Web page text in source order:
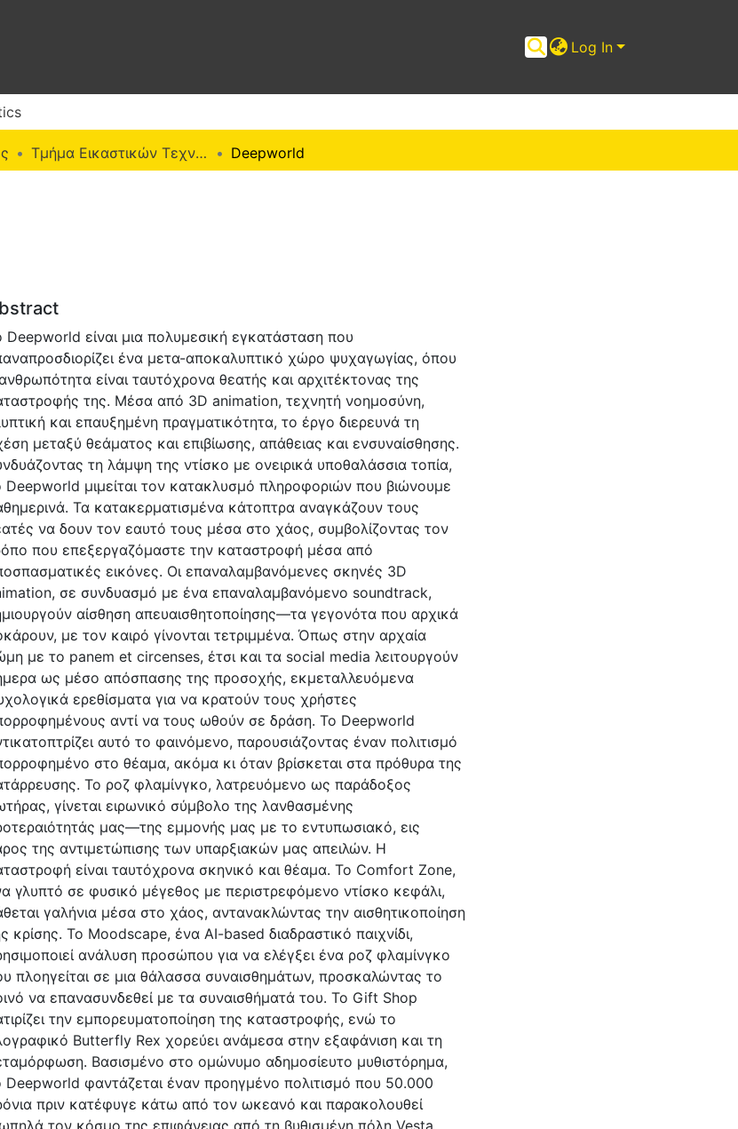
Log In
Τμήμα Εικαστικών Τεχνών (Π. Ε.) Deepworld
Deepworld είναι μια πολυμεσική εγκατάσταση που
ένα μετα-αποκαλυπτικό χώρο ψυχαγωγίας, όπου
είναι ταυτόχρονα θεατής και αρχιτέκτονας της
της. Μέσα από 3D animation, τεχνητή νοημοσύνη,
και επαυξημένη πραγματικότητα, το έργο διερευνά τη
μεταξύ θεάματος και επιβίωσης, απάθειας και ενσυναίσθησης.
τη λάμψη της ντίσκο με ονειρικά υποθαλάσσια τοπία,
Deepworld μιμείται τον κατακλυσμό πληροφοριών που βιώνουμε
Τα κατακερματισμένα κάτοπτρα αναγκάζουν τους
να δουν τον εαυτό τους μέσα στο χάος, συμβολίζοντας τον
που επεξεργαζόμαστε την καταστροφή μέσα από
εικόνες. Οι επαναλαμβανόμενες σκηνές 3D
σε συνδυασμό με ένα επαναλαμβανόμενο soundtrack,
αίσθηση απευαισθητοποίησης—τα γεγονότα που αρχικά
με τον καιρό γίνονται τετριμμένα. Όπως στην αρχαία
με το panem et circenses, έτσι και τα social media λειτουργούν
ως μέσο απόσπασης της προσοχής, εκμεταλλευόμενα
ερεθίσματα για να κρατούν τους χρήστες
αντί να τους ωθούν σε δράση. Το Deepworld
αυτό το φαινόμενο, παρουσιάζοντας έναν πολιτισμό
στο θέαμα, ακόμα κι όταν βρίσκεται στα πρόθυρα της
Το ροζ φλαμίνγκο, λατρευόμενο ως παράδοξος
γίνεται ειρωνικό σύμβολο της λανθασμένης
μας—της εμμονής μας με το εντυπωσιακό, εις
της αντιμετώπισης των υπαρξιακών μας απειλών. Η
είναι ταυτόχρονα σκηνικό και θέαμα. Το Comfort Zone,
γλυπτό σε φυσικό μέγεθος με περιστρεφόμενο ντίσκο κεφάλι,
γαλήνια μέσα στο χάος, αντανακλώντας την αισθητικοποίηση
κρίσης. Το Moodscape, ένα AI-based διαδραστικό παιχνίδι,
ανάλυση προσώπου για να ελέγξει ένα ροζ φλαμίνγκο
πλοηγείται σε μια θάλασσα συναισθημάτων, προσκαλώντας το
να επανασυνδεθεί με τα συναισθήματά του. Το Gift Shop
την εμπορευματοποίηση της καταστροφής, ενώ το
Butterfly Rex χορεύει ανάμεσα στην εξαφάνιση και τη
Βασισμένο στο ομώνυμο αδημοσίευτο μυθιστόρημα,
Deepworld φαντάζεται έναν προηγμένο πολιτισμό που 50.000
πριν κατέφυγε κάτω από τον ωκεανό και παρακολουθεί
τον κόσμο της επιφάνειας από τη βυθισμένη πόλη Vesta.